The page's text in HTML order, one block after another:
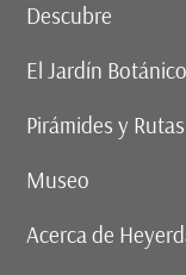
Descubre
El Jardín Botánico
Pirámides y Rutas
Museo
Acerca de